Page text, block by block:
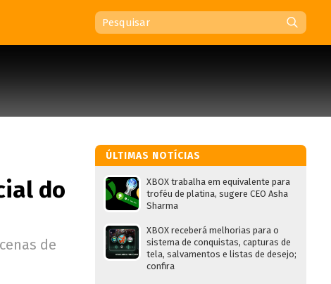
do
de
ÚLTIMAS NOTÍCIAS
XBOX trabalha em equivalente para
troféu de platina, sugere CEO Asha
Sharma
XBOX receberá melhorias para o
sistema de conquistas, capturas de
tela, salvamentos e listas de desejo;
confira